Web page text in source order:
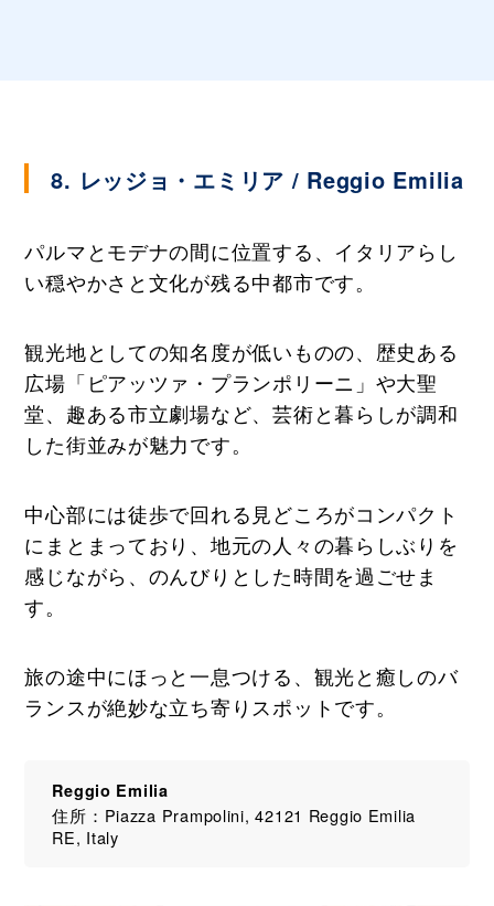
8. レッジョ・エミリア / Reggio Emilia
パルマとモデナの間に位置する、イタリアらし
い穏やかさと文化が残る中都市です。
観光地としての知名度が低いものの、歴史ある
広場「ピアッツァ・プランポリーニ」や大聖
堂、趣ある市立劇場など、芸術と暮らしが調和
した街並みが魅力です。
中心部には徒歩で回れる見どころがコンパクト
にまとまっており、地元の人々の暮らしぶりを
感じながら、のんびりとした時間を過ごせま
す。
旅の途中にほっと一息つける、観光と癒しのバ
ランスが絶妙な立ち寄りスポットです。
Reggio Emilia
住所：Piazza Prampolini, 42121 Reggio Emilia
RE, Italy